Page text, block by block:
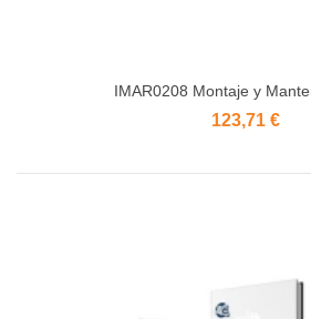
IMAR0208 Montaje y
123,71 €